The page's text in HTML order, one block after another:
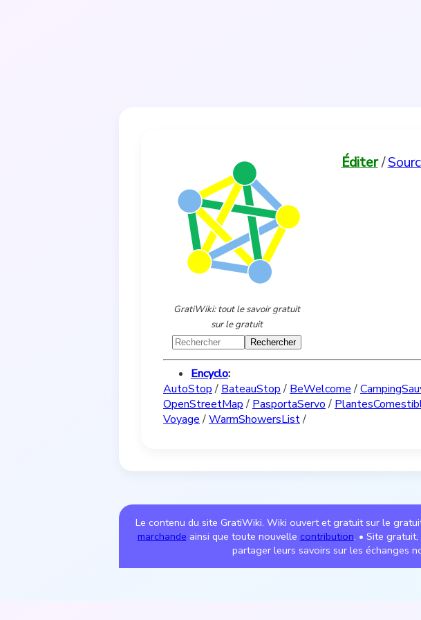
GratiWiki: tout le savoir gratuit
sur le gratuit
Éditer/
Encyclo:
AutoStop/BateauStop/BeWelcome/
OpenStreetMap/PasportaServo/
Voyage/WarmShowersList/
Le contenu du site GratiWiki. Wiki ouvert et gratuit sur le
marchande ainsi que toute nouvelle contribution. • Site
partager leurs savoirs sur les échanges